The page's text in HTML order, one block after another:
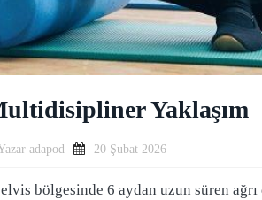
Yaklaşım
adapod 20 Şubat 2026
bölgesinde 6 aydan uzun süren